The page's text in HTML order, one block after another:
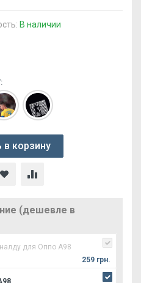
В наличии
в корзину
(дешевле в
для Оппо А98
259 грн.